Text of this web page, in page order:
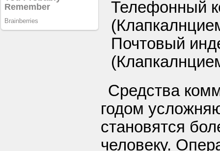
Телефонный
Почтовый
Средства
годом
становятся
человеку.